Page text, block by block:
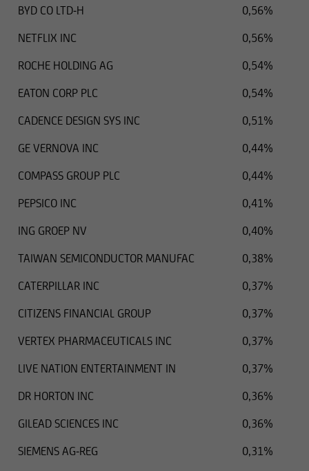
BYD CO LTD-H
0,56%
NETFLIX INC
0,56%
ROCHE HOLDING AG
0,54%
EATON CORP PLC
0,54%
CADENCE DESIGN SYS INC
0,51%
GE VERNOVA INC
0,44%
COMPASS GROUP PLC
0,44%
PEPSICO INC
0,41%
ING GROEP NV
0,40%
TAIWAN SEMICONDUCTOR MANUFAC
0,38%
CATERPILLAR INC
0,37%
CITIZENS FINANCIAL GROUP
0,37%
VERTEX PHARMACEUTICALS INC
0,37%
LIVE NATION ENTERTAINMENT IN
0,37%
DR HORTON INC
0,36%
GILEAD SCIENCES INC
0,36%
SIEMENS AG-REG
0,31%